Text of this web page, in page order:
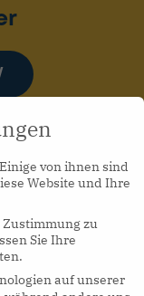
von ihnen sind
Website und Ihre
Zustimmung zu
Sie Ihre
auf unserer